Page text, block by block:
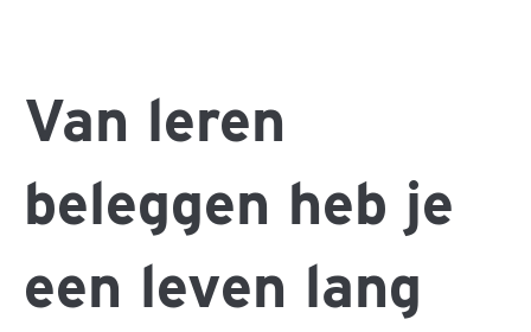
Van leren
beleggen heb je
een leven lang